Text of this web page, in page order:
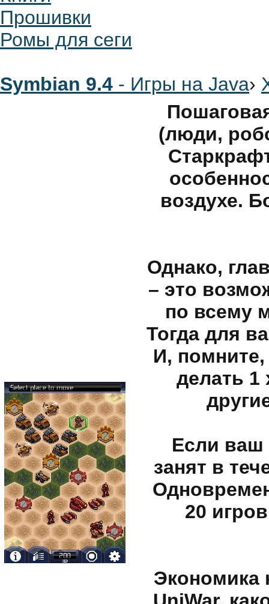
Прошивки
Ромы для сеги
Symbian 9.4 - Игры на Java›
(люди,
воздухе.
Однако,
– это
по всему
Тогда для
И,
делать
Если ваш
занят в
20
Экономика